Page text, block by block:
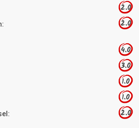
2.0
2.0
4.0
3.0
1.0
1.0
2.0